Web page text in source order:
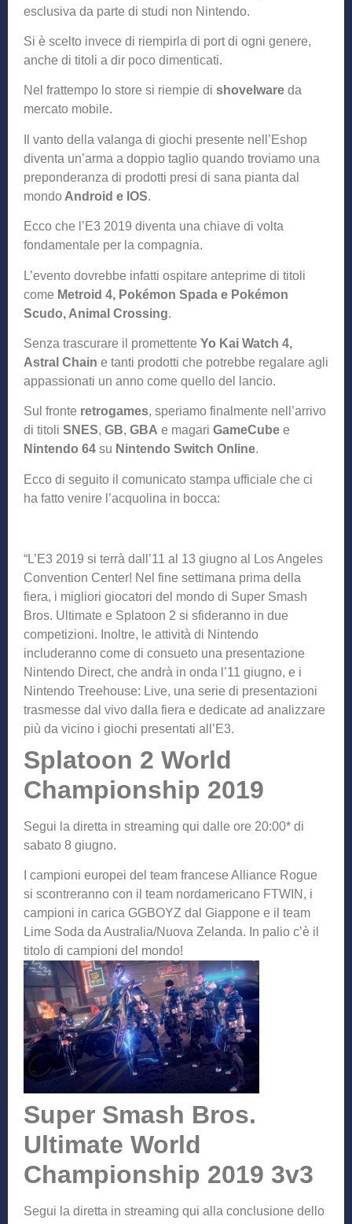
esclusiva da parte di studi non Nintendo.
Si è scelto invece di riempirla di port di ogni genere,
anche di titoli a dir poco dimenticati.
Nel frattempo lo store si riempie di shovelware da
mercato mobile.
Il vanto della valanga di giochi presente nell’Eshop
diventa un’arma a doppio taglio quando troviamo una
preponderanza di prodotti presi di sana pianta dal
mondo Android e IOS.
Ecco che l’E3 2019 diventa una chiave di volta
fondamentale per la compagnia.
L’evento dovrebbe infatti ospitare anteprime di titoli
come Metroid 4, Pokémon Spada e Pokémon
Scudo, Animal Crossing.
Senza trascurare il promettente Yo Kai Watch 4,
Astral Chain e tanti prodotti che potrebbe regalare agli
appassionati un anno come quello del lancio.
Sul fronte retrogames, speriamo finalmente nell’arrivo
di titoli SNES, GB, GBA e magari GameCube e
Nintendo 64 su Nintendo Switch Online.
Ecco di seguito il comunicato stampa ufficiale che ci
ha fatto venire l’acquolina in bocca:
“L’E3 2019 si terrà dall’11 al 13 giugno al Los Angeles
Convention Center! Nel fine settimana prima della
fiera, i migliori giocatori del mondo di Super Smash
Bros. Ultimate e Splatoon 2 si sfideranno in due
competizioni. Inoltre, le attività di Nintendo
includeranno come di consueto una presentazione
Nintendo Direct, che andrà in onda l’11 giugno, e i
Nintendo Treehouse: Live, una serie di presentazioni
trasmesse dal vivo dalla fiera e dedicate ad analizzare
più da vicino i giochi presentati all’E3.
Splatoon 2 World
Championship 2019
Segui la diretta in streaming qui dalle ore 20:00* di
sabato 8 giugno.
I campioni europei del team francese Alliance Rogue
si scontreranno con il team nordamericano FTWIN, i
campioni in carica GGBOYZ dal Giappone e il team
Lime Soda da Australia/Nuova Zelanda. In palio c’è il
titolo di campioni del mondo!
Super Smash Bros.
Ultimate World
Championship 2019 3v3
Segui la diretta in streaming qui alla conclusione dello